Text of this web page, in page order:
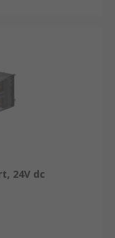
24V dc